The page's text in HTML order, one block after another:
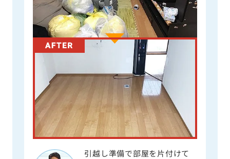
引越し準備で部屋を片付けて